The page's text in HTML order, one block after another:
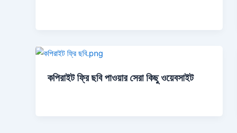
কপিরাইট ফ্রি ছবি পাওয়ার সেরা কিছু ওয়েবসাইট